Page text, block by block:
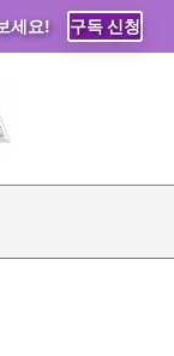
세요! 구독 신청